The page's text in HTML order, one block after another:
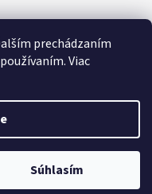
prechádzaním
Viac
Súhlasímoblečenie